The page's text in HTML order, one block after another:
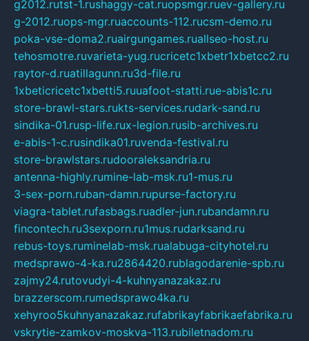
g2012.rutst-1.rushaggy-cat.ruopsmgr.ruev-gallery.ru
g-2012.ruops-mgr.ruaccounts-112.rucsm-demo.ru
poka-vse-doma2.ruairgungames.ruallseo-host.ru
tehosmotre.ruvarieta-yug.rucricetc1xbetr1xbetcc2.ru
raytor-d.ruatillagunn.ru3d-file.ru
1xbeticricetc1xbetti5.ruuafoot-statti.rue-abis1c.ru
store-brawl-stars.rukts-services.rudark-sand.ru
sindika-01.rusp-life.rux-legion.rusib-archives.ru
e-abis-1-c.rusindika01.ruvenda-festival.ru
store-brawlstars.rudooraleksandria.ru
antenna-highly.rumine-lab-msk.ru1-mus.ru
3-sex-porn.ruban-damn.rupurse-factory.ru
viagra-tablet.rufasbags.ruadler-jun.rubandamn.ru
fincontech.ru3sexporn.ru1mus.rudarksand.ru
rebus-toys.ruminelab-msk.rualabuga-cityhotel.ru
medsprawo-4-ka.ru2864420.rublagodarenie-spb.ru
zajmy24.rutovudyi-4-kuhnyanazakaz.ru
brazzerscom.rumedsprawo4ka.ru
xehyroo5kuhnyanazakaz.rufabrikayfabrikaefabrika.ru
vskrytie-zamkov-moskva-113.rubiletnadom.ru